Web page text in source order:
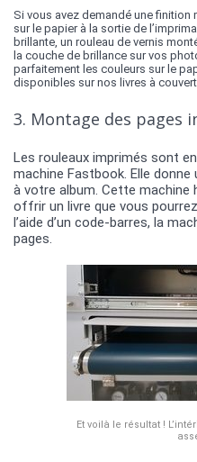
Si vous avez demandé une finition
sur le papier à la sortie de
brillante, un rouleau de vernis
la couche de brillance sur vos
parfaitement les couleurs sur le
disponibles sur nos livres à
3. Montage des pages
Les rouleaux imprimés sont
machine Fastbook. Elle
à votre album. Cette machine
offrir un livre que vous
l’aide d’un code-barres, la
pages.
Et voilà le résultat !